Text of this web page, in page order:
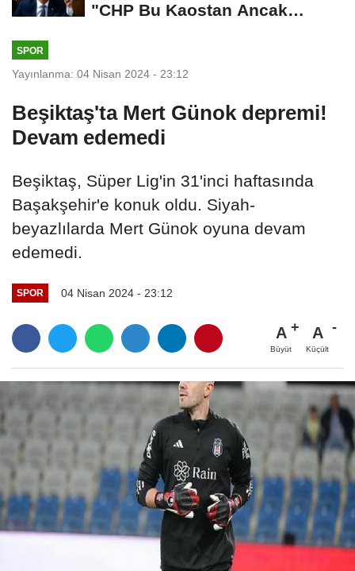
"CHP Bu Kaostan Ancak
SPOR
Yayınlanma: 04 Nisan 2024 - 23:12
Beşiktaş'ta Mert Günok depremi!
Devam edemedi
Beşiktaş, Süper Lig'in 31'inci haftasında
Başakşehir'e konuk oldu. Siyah-
beyazlılarda Mert Günok oyuna devam
edemedi.
SPOR 04 Nisan 2024 - 23:12
A
Büyüt
A
Küçült